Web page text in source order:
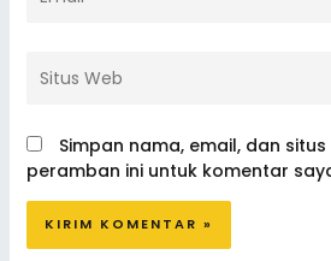
Web
Simpan nama, email, dan
peramban ini untuk komentar